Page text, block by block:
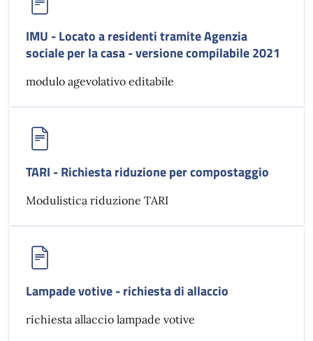
IMU - Locato a residenti tramite Agenzia
sociale per la casa - versione compilabile 2021
modulo agevolativo editabile
TARI - Richiesta riduzione per compostaggio
Modulistica riduzione TARI
Lampade votive - richiesta di allaccio
richiesta allaccio lampade votive